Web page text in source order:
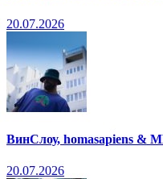
20.07.2026
ВинСлоу, homasapiens &
20.07.2026